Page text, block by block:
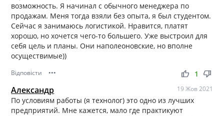
возможность. Я начинал с обычного менеджера по
продажам. Меня тогда взяли без опыта, я был студентом.
Сейчас я занимаюсь логистикой. Нравится, платят
хорошо, но хочется чего-то большего. Уже выстроил для
себя цель и планы. Они наполеоновские, но вполне
осуществимые))
Відповісти ••• thumb_up thumb_down
1
Александр 19 Жов 2021
По условиям работы (я технолог) это одно из лучших
предприятий. Мне кажется, мало где практикуют